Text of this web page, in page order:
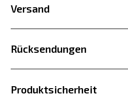
Versand
Rücksendungen
Produktsicherheit